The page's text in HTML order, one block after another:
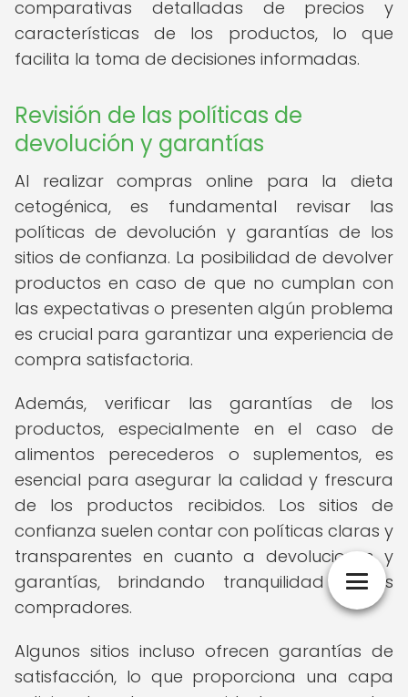
comparativas detalladas de precios y
características de los productos, lo que
facilita la toma de decisiones informadas.
Revisión de las políticas de
devolución y garantías
Al realizar compras online para la dieta
cetogénica, es fundamental revisar las
políticas de devolución y garantías de los
sitios de confianza. La posibilidad de devolver
productos en caso de que no cumplan con
las expectativas o presenten algún problema
es crucial para garantizar una experiencia de
compra satisfactoria.
Además, verificar las garantías de los
productos, especialmente en el caso de
alimentos perecederos o suplementos, es
esencial para asegurar la calidad y frescura
de los productos recibidos. Los sitios de
confianza suelen contar con políticas claras y
transparentes en cuanto a devoluciones y
garantías, brindando tranquilidad a los
compradores.
Algunos sitios incluso ofrecen garantías de
satisfacción, lo que proporciona una capa